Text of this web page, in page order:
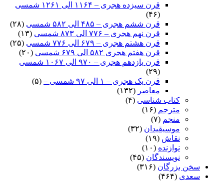
قرن سیزده هجری – ۱۱۶۴ الی ۱۲۶۱ شمسی
(۴۶)
قرن ششم هجری – ۴۸۵ الی ۵۸۲ شمسی
(۲۸)
قرن نهم هجری – ۷۷۶ الی ۸۷۳ شمسی
(۱۳)
قرن هشتم هجری – ۶۷۹ الی ۷۷۶ شمسی
(۲۵)
قرن هفتم هجری ۵۸۲ الی ۶۷۹ شمسی
(۲۰)
قرن یازدهم هجری – ۹۷۰ الی ۱۰۶۷ شمسی
(۲۹)
قرن یک هجری – ۱ الی ۹۷ شمسی –
(۵)
معاصر (۱۳۲)
کتاب شناسی (۴)
مترجم (۱۶)
منجم (۷)
موسیقیدان (۳۲)
نقاش (۱۹)
نوازنده (۱۰)
نویسندگان (۴۵)
سخن بزرگان (۳۱۶)
سعدی (۴۶۴)